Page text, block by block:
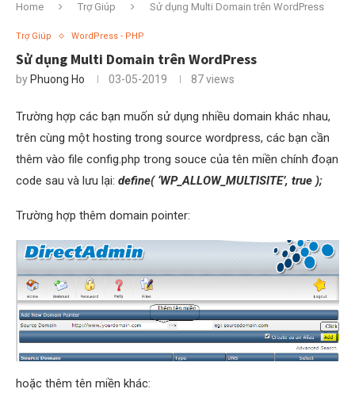
Home Trợ Giúp Sử dụng Multi Domain trên WordPress
Trợ Giúp WordPress - PHP
Sử dụng Multi Domain trên WordPress
by Phuong Ho 03-05-2019 87views
Trường hợp các bạn muốn sử dụng nhiều domain khác nhau,
trên cùng một hosting trong source wordpress, các bạn cần
thêm vào file config.php trong souce của tên miền chính đoạn
code sau và lưu lại: define( ‘WP_ALLOW_MULTISITE’, true );
Trường hợp thêm domain pointer:
hoặc thêm tên miền khác: